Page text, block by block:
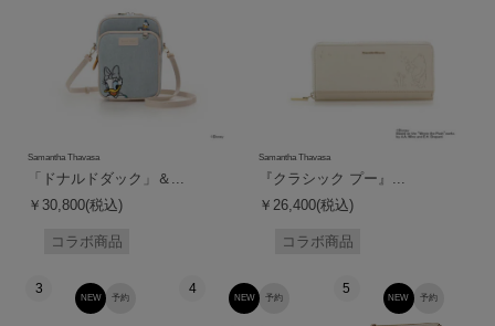
Samantha Thavasa
「ドナルドダック」＆...
￥30,800(税込)
コラボ商品
Samantha Thavasa
『クラシック プー』...
￥26,400(税込)
コラボ商品
3
予約
NEW
4
予約
NEW
5
予約
NEW